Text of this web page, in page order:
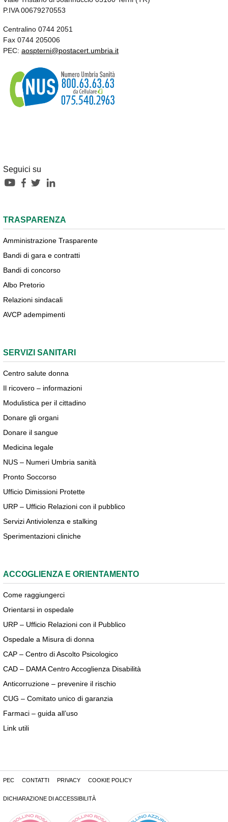
P.IVA 00679270553
Centralino 0744 2051
Fax 0744 205006
PEC: aospterni@postacert.umbria.it
Seguici su
TRASPARENZA
Amministrazione Trasparente
Bandi di gara e contratti
Bandi di concorso
Albo Pretorio
Relazioni sindacali
AVCP adempimenti
SERVIZI SANITARI
Centro salute donna
Il ricovero – informazioni
Modulistica per il cittadino
Donare gli organi
Donare il sangue
Medicina legale
NUS – Numeri Umbria sanità
Pronto Soccorso
Ufficio Dimissioni Protette
URP – Ufficio Relazioni con il pubblico
Servizi Antiviolenza e stalking
Sperimentazioni cliniche
ACCOGLIENZA E ORIENTAMENTO
Come raggiungerci
Orientarsi in ospedale
URP – Ufficio Relazioni con il Pubblico
Ospedale a Misura di donna
CAP – Centro di Ascolto Psicologico
CAD – DAMA Centro Accoglienza Disabilità
Anticorruzione – prevenire il rischio
CUG – Comitato unico di garanzia
Farmaci – guida all’uso
Link utili
PEC CONTATTI PRIVACY COOKIE POLICY
DICHIARAZIONE DI ACCESSIBILITÀ